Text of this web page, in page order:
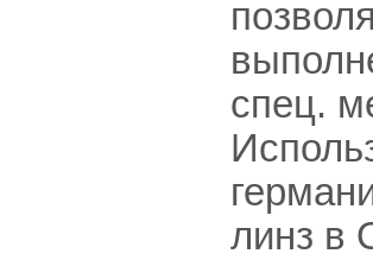
спец.
линз